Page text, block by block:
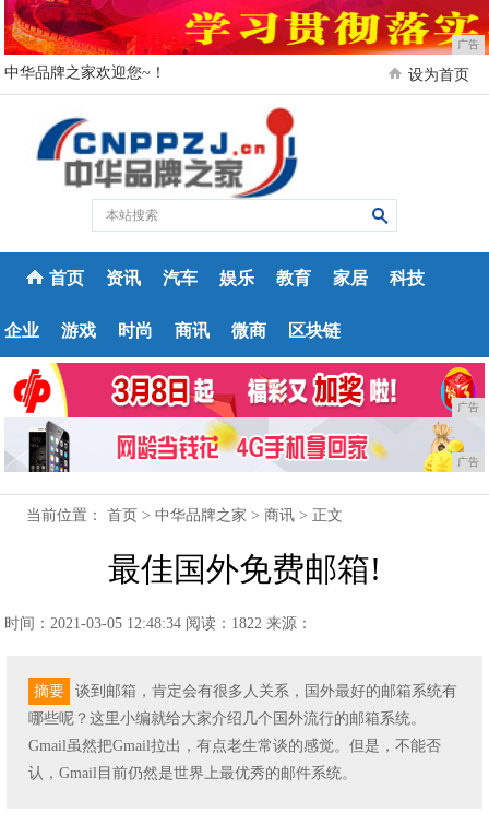
广告
中华品牌之家欢迎您~！ 设为首页
首页 资讯 汽车 娱乐 教育 家居 科技
企业 游戏 时尚 商讯 微商 区块链
广告
广告
当前位置：首页 >中华品牌之家 >商讯 > 正文
最佳国外免费邮箱!
时间：2021-03-05 12:48:34 阅读：1822 来源：
摘要
谈到邮箱，肯定会有很多人关系，国外最好的邮箱系统有
哪些呢？这里小编就给大家介绍几个国外流行的邮箱系统。
Gmail虽然把Gmail拉出，有点老生常谈的感觉。但是，不能否
认，Gmail目前仍然是世界上最优秀的邮件系统。